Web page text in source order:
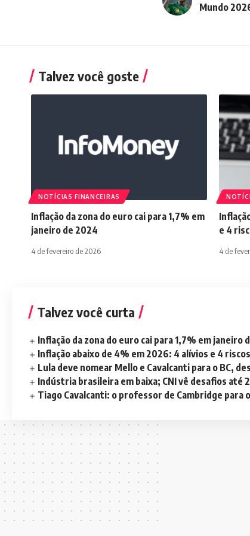
Mundo
Talvez você goste
NOTÍCIAS FINANCEIRAS
Inflação da zona do euro cai para 1,7% em
janeiro de 2024
4 de fevereiro de 2026
e 4
4 de
Talvez você curta
Inflação da zona do euro cai para 1,7% em janeiro
Inflação abaixo de 4% em 2026: 4 alívios e 4 riscos
Lula deve nomear Mello e Cavalcanti para o BC,
Indústria brasileira em baixa; CNI vê desafios até
Tiago Cavalcanti: o professor de Cambridge para